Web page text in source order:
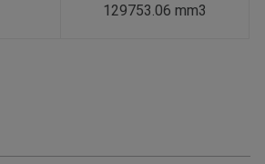
129753.06 mm3